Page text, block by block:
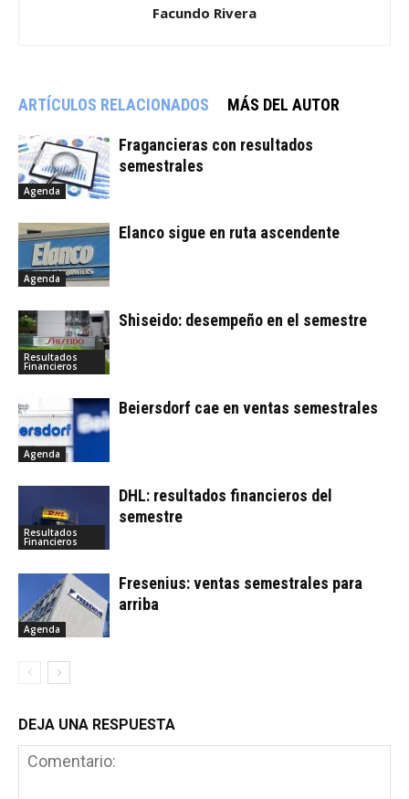
Facundo Rivera
ARTÍCULOS RELACIONADOS MÁS DEL AUTOR
Agenda
Fragancieras con resultados
semestrales
Agenda
Elanco sigue en ruta ascendente
Resultados
Financieros
Shiseido: desempeño en el semestre
Agenda
Beiersdorf cae en ventas semestrales
Resultados
Financieros
DHL: resultados financieros del
semestre
Agenda
Fresenius: ventas semestrales para
arriba
DEJA UNA RESPUESTA